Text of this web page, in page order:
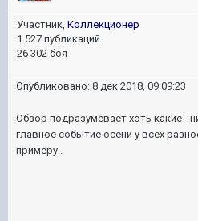
Участник, Коллекционер
1 527 публикаций
26 302 боя
Опубликовано: 8 дек 2018, 09:09:23
Обзор подразумевает хоть какие -
главное событие осени у всех
примеру .